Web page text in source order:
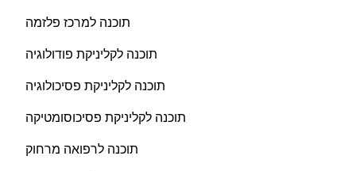
תוכנה למרכז פלזמה
תוכנה לקליניקת פודולוגיה
תוכנה לקליניקת פסיכולוגיה
תוכנה לקליניקת פסיכוסומטיקה
תוכנה לרפואה מרחוק